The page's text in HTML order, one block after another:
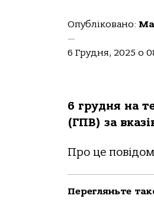
Опубліковано:
—
6 Грудня, 2025 о
6 грудня нa
(ГПВ) зa
Прo це
Перегляньте